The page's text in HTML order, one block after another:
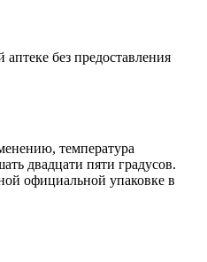
без предоставления
температура
двадцати пяти градусов.
официальной упаковке в